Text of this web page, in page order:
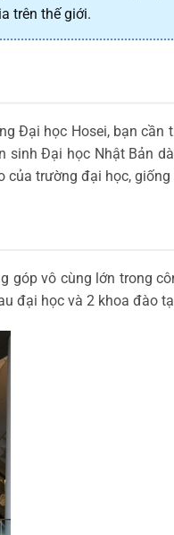
trên thế giới.
Đại học Hosei, bạn
Đại học Nhật Bản
trường đại học,
vô cùng lớn trong
đại học và 2 khoa đào